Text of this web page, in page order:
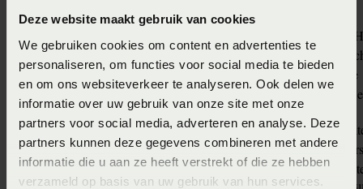
Deze website maakt gebruik van cookies
We gebruiken cookies om content en advertenties te
personaliseren, om functies voor social media te bieden
en om ons websiteverkeer te analyseren. Ook delen we
informatie over uw gebruik van onze site met onze
partners voor social media, adverteren en analyse. Deze
partners kunnen deze gegevens combineren met andere
informatie die u aan ze heeft verstrekt of die ze hebben
verzameld op basis van uw gebruik van hun services.
Natuurlatex uitvoering
- 100% natuurlijke
- Maximale
- Optimale ventilatie
- Drukverlagend en
Pocketvering uitvoering
- Individueel
- Dynamische
- Uitstekende